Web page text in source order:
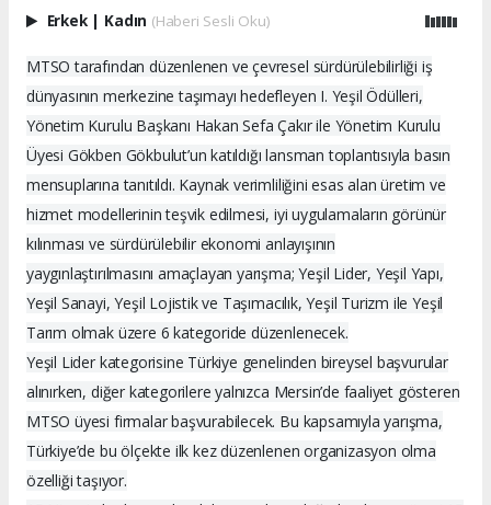
Erkek | Kadın (Haberi Sesli Oku)
MTSO tarafından düzenlenen ve çevresel sürdürülebilirliği iş
dünyasının merkezine taşımayı hedefleyen I. Yeşil Ödülleri,
Yönetim Kurulu Başkanı Hakan Sefa Çakır ile Yönetim Kurulu
Üyesi Gökben Gökbulut’un katıldığı lansman toplantısıyla basın
mensuplarına tanıtıldı. Kaynak verimliliğini esas alan üretim ve
hizmet modellerinin teşvik edilmesi, iyi uygulamaların görünür
kılınması ve sürdürülebilir ekonomi anlayışının
yaygınlaştırılmasını amaçlayan yarışma; Yeşil Lider, Yeşil Yapı,
Yeşil Sanayi, Yeşil Lojistik ve Taşımacılık, Yeşil Turizm ile Yeşil
Tarım olmak üzere 6 kategoride düzenlenecek.
Yeşil Lider kategorisine Türkiye genelinden bireysel başvurular
alınırken, diğer kategorilere yalnızca Mersin’de faaliyet gösteren
MTSO üyesi firmalar başvurabilecek. Bu kapsamıyla yarışma,
Türkiye’de bu ölçekte ilk kez düzenlenen organizasyon olma
özelliği taşıyor.